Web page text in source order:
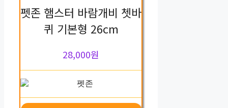
펫존 햄스터 바람개비 쳇바
퀴 기본형 26cm
28,000원